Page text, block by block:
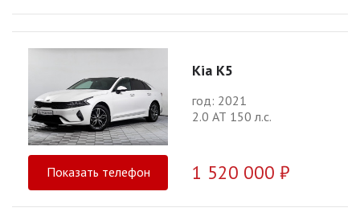
Kia K5
год: 2021
2.0 АТ 150 л.с.
Показать телефон 1 520 000 ₽